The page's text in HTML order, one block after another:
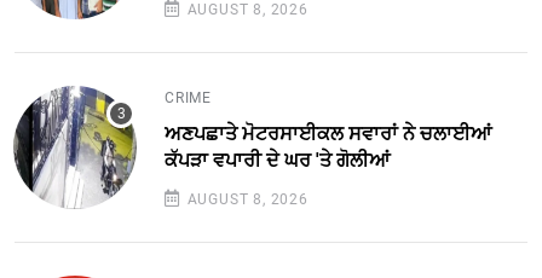
AUGUST 8, 2026
CRIME
ਅਣਪਛਾਤੇ ਮੋਟਰਸਾਈਕਲ ਸਵਾਰਾਂ ਨੇ ਚਲਾਈਆਂ
ਕੱਪੜਾ ਵਪਾਰੀ ਦੇ ਘਰ 'ਤੇ ਗੋਲੀਆਂ
AUGUST 8, 2026